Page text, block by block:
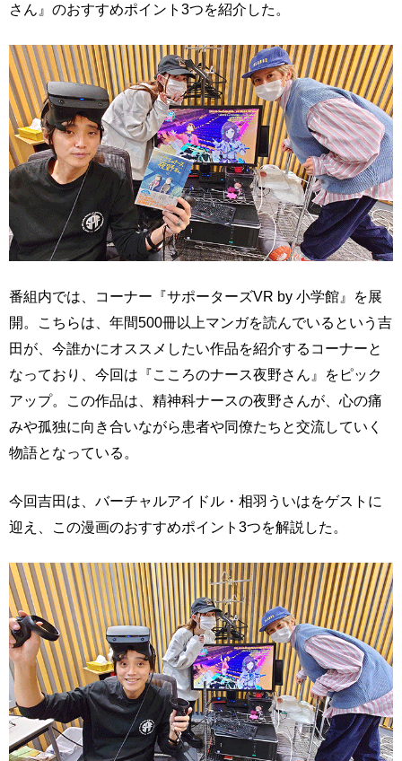
さん』のおすすめポイント3つを紹介した。
番組内では、コーナー『サポーターズVR by 小学館』を展
開。こちらは、年間500冊以上マンガを読んでいるという吉
田が、今誰かにオススメしたい作品を紹介するコーナーと
なっており、今回は『こころのナース夜野さん』をピック
アップ。この作品は、精神科ナースの夜野さんが、心の痛
みや孤独に向き合いながら患者や同僚たちと交流していく
物語となっている。
今回吉田は、バーチャルアイドル・相羽ういはをゲストに
迎え、この漫画のおすすめポイント3つを解説した。